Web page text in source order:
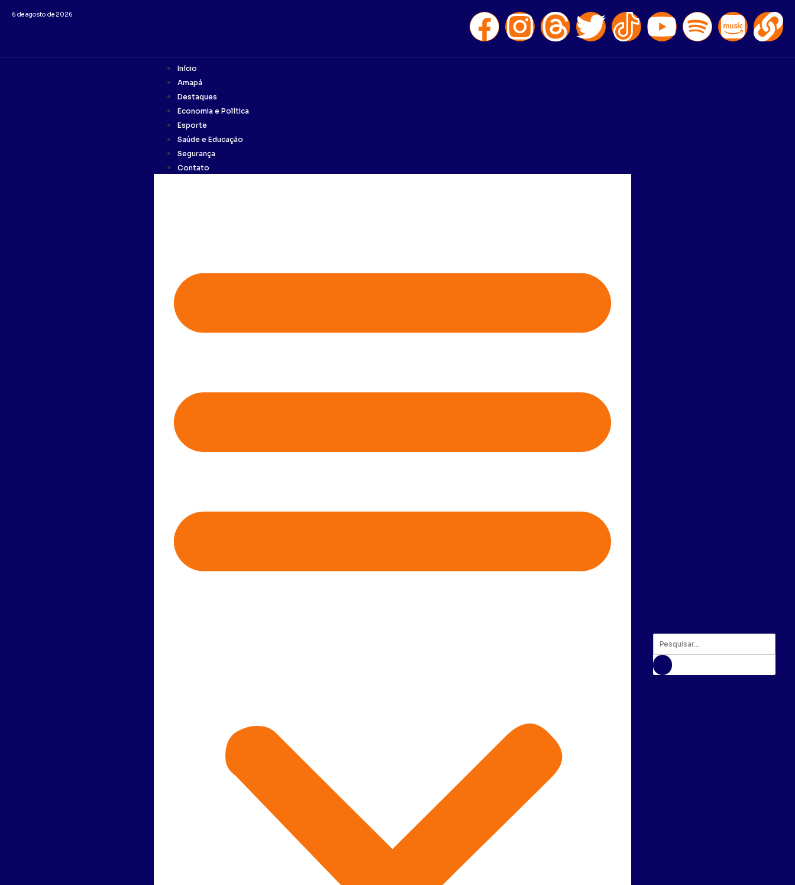
6 de agosto de 2026
Início
Amapá
Destaques
Economia e Política
Esporte
Saúde e Educação
Segurança
Contato